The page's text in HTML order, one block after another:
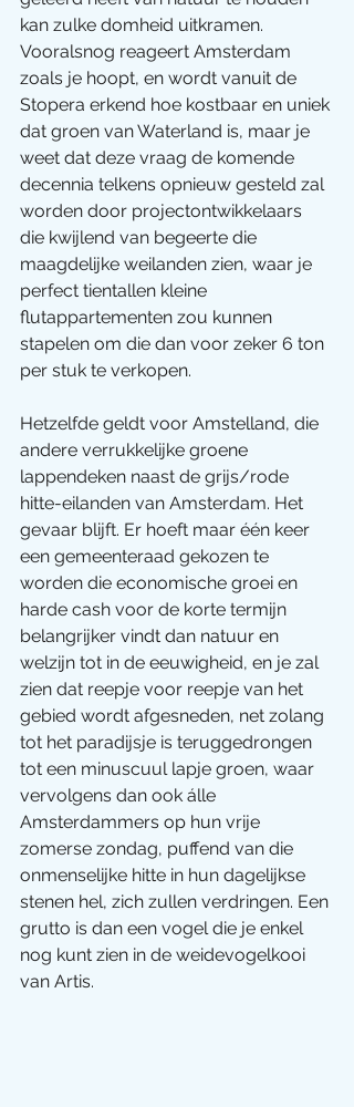
kan zulke domheid uitkramen.
Vooralsnog reageert Amsterdam
zoals je hoopt, en wordt vanuit de
Stopera erkend hoe kostbaar en uniek
dat groen van Waterland is, maar je
weet dat deze vraag de komende
decennia telkens opnieuw gesteld zal
worden door projectontwikkelaars
die kwijlend van begeerte die
maagdelijke weilanden zien, waar je
perfect tientallen kleine
flutappartementen zou kunnen
stapelen om die dan voor zeker 6 ton
per stuk te verkopen.
Hetzelfde geldt voor Amstelland, die
andere verrukkelijke groene
lappendeken naast de grijs/rode
hitte-eilanden van Amsterdam. Het
gevaar blijft. Er hoeft maar één keer
een gemeenteraad gekozen te
worden die economische groei en
harde cash voor de korte termijn
belangrijker vindt dan natuur en
welzijn tot in de eeuwigheid, en je zal
zien dat reepje voor reepje van het
gebied wordt afgesneden, net zolang
tot het paradijsje is teruggedrongen
tot een minuscuul lapje groen, waar
vervolgens dan ook álle
Amsterdammers op hun vrije
zomerse zondag, puffend van die
onmenselijke hitte in hun dagelijkse
stenen hel, zich zullen verdringen. Een
grutto is dan een vogel die je enkel
nog kunt zien in de weidevogelkooi
van Artis.